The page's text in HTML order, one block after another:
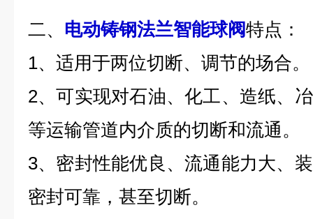
二、 电动铸钢法兰智能球阀特点：
1、适用于两位切断、调节的场合。
2、可实现对石油、化工、造纸、
等运输管道内介质的切断和流通。
3、密封性能优良、流通能力大、
密封可靠，甚至切断。